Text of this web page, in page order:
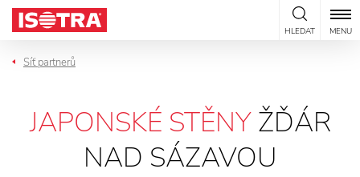
Přeskočit na obsah
HLEDAT MENU
Síť partnerů
JAPONSKÉ STĚNYŽĎÁR
NAD SÁZAVOU